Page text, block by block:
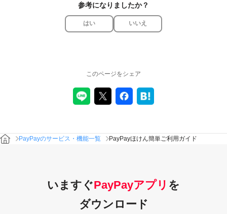
参考になりましたか？
はい いいえ
このページをシェア
PayPayのサービス・機能一覧 PayPayほけん簡単ご利用ガイド
いますぐPayPayアプリ を
ダウンロード